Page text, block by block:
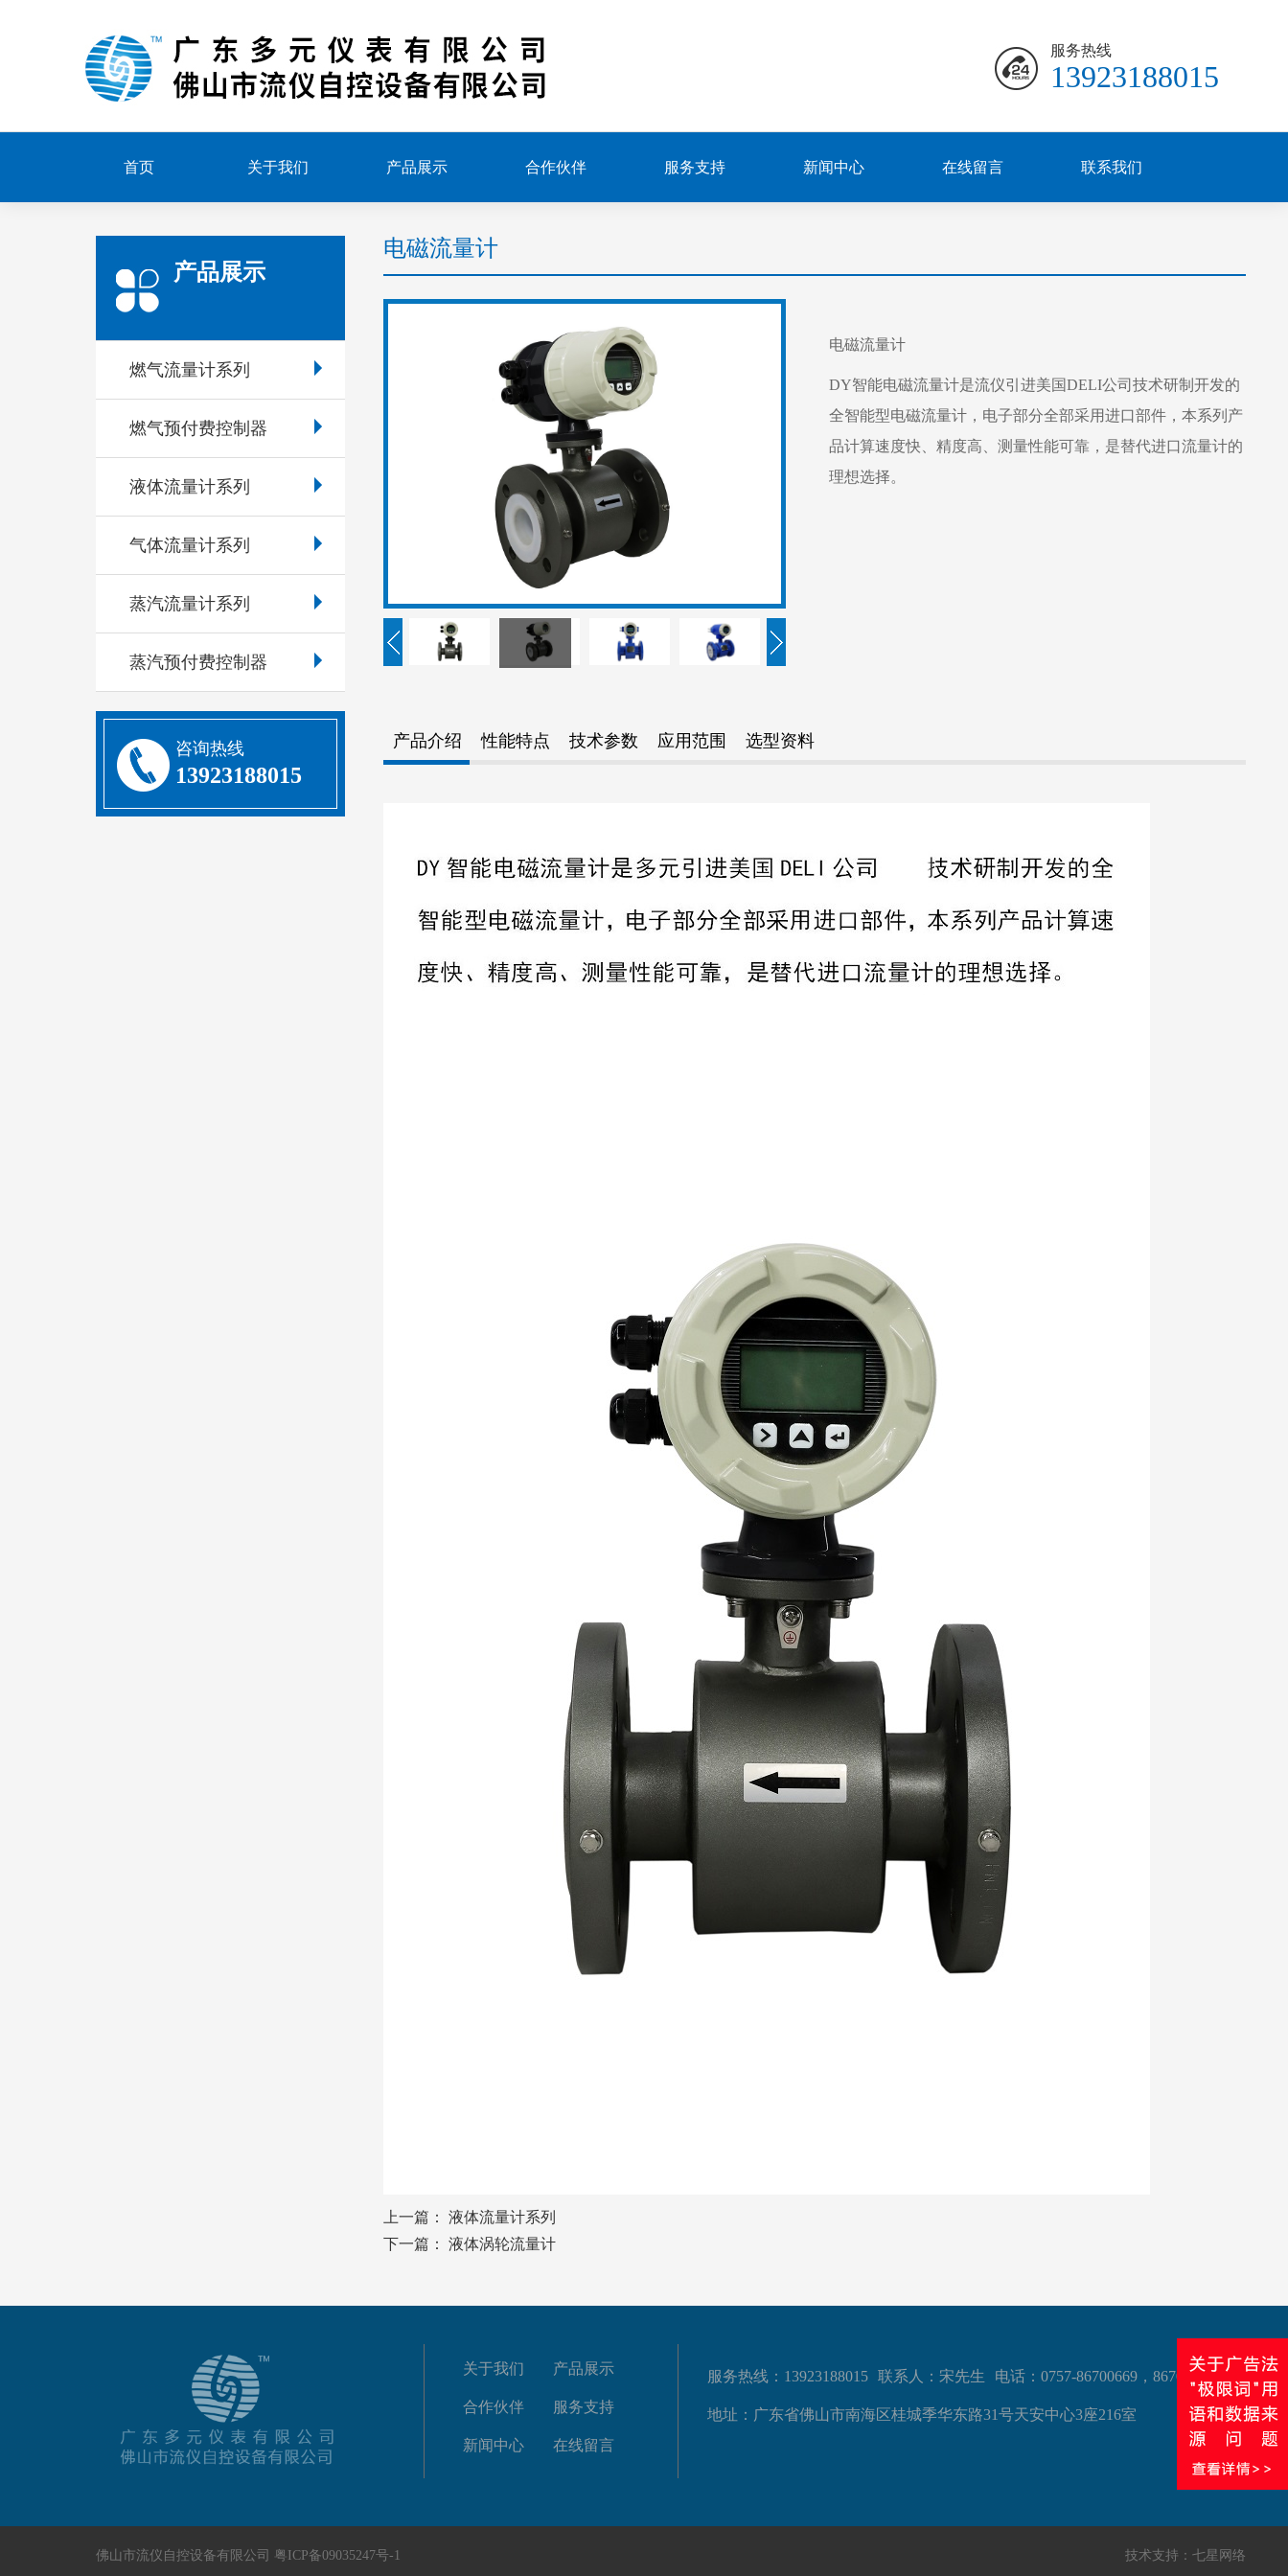
服务热线
13923188015
首页 关于我们 产品展示 合作伙伴 服务支持 新闻中心 在线留言 联系我们
产品展示
燃气流量计系列
燃气预付费控制器
液体流量计系列
气体流量计系列
蒸汽流量计系列
蒸汽预付费控制器
咨询热线
13923188015
电磁流量计
电磁流量计
DY智能电磁流量计是流仪引进美国DELI公司技术研制开发的
全智能型电磁流量计，电子部分全部采用进口部件，本系列产
品计算速度快、精度高、测量性能可靠，是替代进口流量计的
理想选择。
产品介绍 性能特点 技术参数 应用范围 选型资料
上一篇： 液体流量计系列
下一篇： 液体涡轮流量计
关于我们 产品展示
合作伙伴 服务支持
新闻中心 在线留言
服务热线：13923188015 联系人：宋先生 电话：0757-86700669，86700679
地址：广东省佛山市南海区桂城季华东路31号天安中心3座216室
佛山市流仪自控设备有限公司 粤ICP备09035247号-1 技术支持： 七星网络